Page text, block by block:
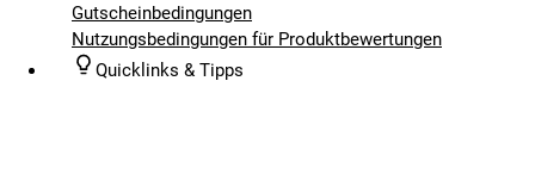
Gutscheinbedingungen
Nutzungsbedingungen für Produktbewertungen
Quicklinks & Tipps